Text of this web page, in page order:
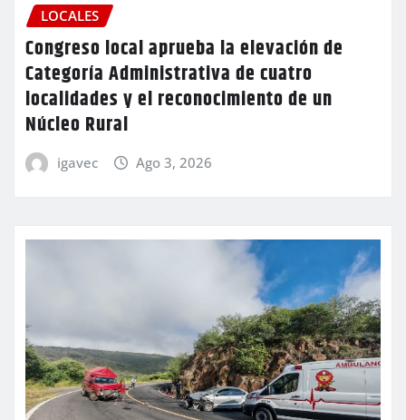
LOCALES
Congreso local aprueba la elevación de
Categoría Administrativa de cuatro
localidades y el reconocimiento de un
Núcleo Rural
igavec Ago 3, 2026